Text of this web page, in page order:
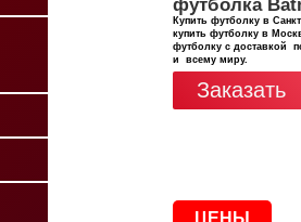
футболка
Купить футболку в
купить футболку в
футболку с доставкой
и всему миру.
Заказать